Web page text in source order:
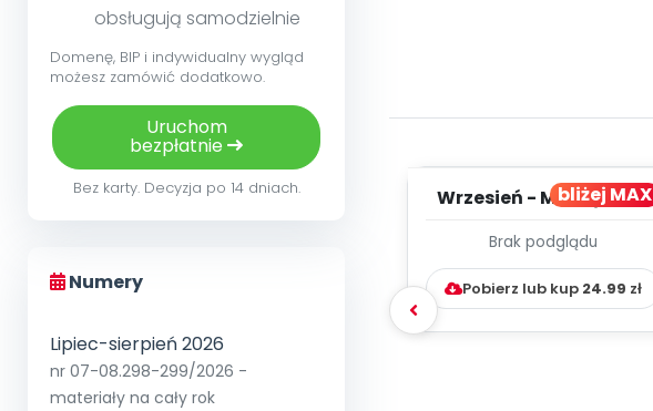
obsługują samodzielnie
Domenę, BIP i indywidualny wygląd
możesz zamówić dodatkowo.
Uruchom
bezpłatnie
Bez karty. Decyzja po 14 dniach.
Numery
Lipiec-sierpień 2026
nr 07-08.298-299/2026 -
materiały na cały rok
bliżej MAX
Wrzesień - MIESIĘCZNY
WYCHOWAWCZO –
DYDAKTYC...
Brak podglądu
Pobierz lub kup 24.99 zł